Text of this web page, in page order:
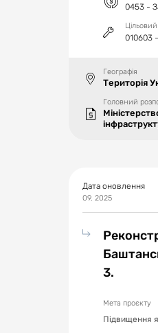
0453 -
010603
Географія
Територія
Головний
Дата оновлення
09. 2025
3.
Мета проєкту
Підвищення